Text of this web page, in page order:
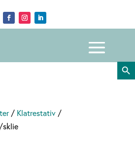
Search
/ Klatrestativ/
sklie